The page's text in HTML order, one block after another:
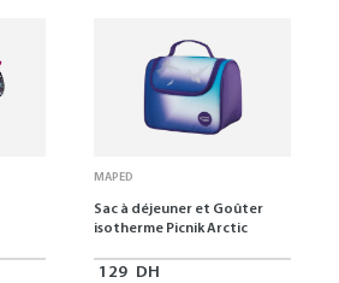
MAPED
Sac à déjeuner et Goûter
isotherme Picnik Arctic
129 DH